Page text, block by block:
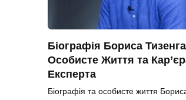
Біографія Бориса
Особисте Життя та
Експерта
Біографія та особисте життя